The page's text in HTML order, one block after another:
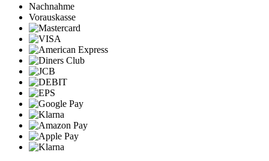
Nachnahme
Vorauskasse